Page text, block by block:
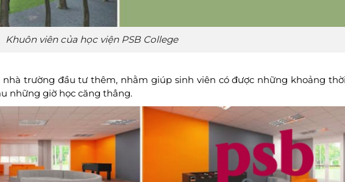
Khuôn viên của học viện PSB College
trường đầu tư thêm, nhằm giúp sinh viên có được những khoảng
những giờ học căng thẳng.